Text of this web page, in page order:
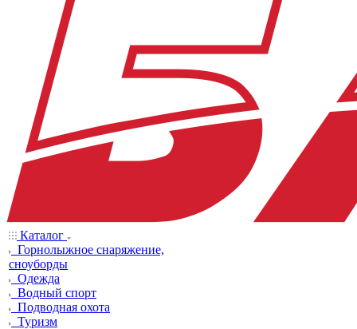
Каталог
Горнолыжное снаряжение,
сноуборды
Одежда
Водный спорт
Подводная охота
Туризм